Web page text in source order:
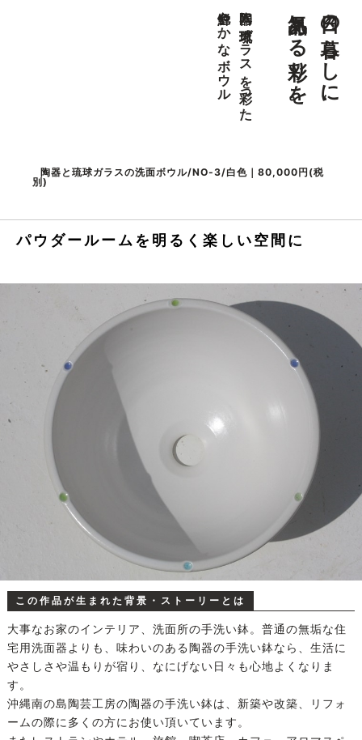
日々の暮らしに、
気品ある彩りを。
陶器に琉球ガラスを彩った
色鮮やかなボウル
陶器と琉球ガラスの洗面ボウル/NO-3/白色｜80,000円(税
別)
パウダールームを明るく楽しい空間に
この作品が生まれた背景・ストーリーとは
大事なお家のインテリア、洗面所の手洗い鉢。普通の無垢な住
宅用洗面器よりも、味わいのある陶器の手洗い鉢なら、生活に
やさしさや温もりが宿り、なにげない日々も心地よくなりま
す。
沖縄南の島陶芸工房の陶器の手洗い鉢は、新築や改築、リフォ
ームの際に多くの方にお使い頂いています。